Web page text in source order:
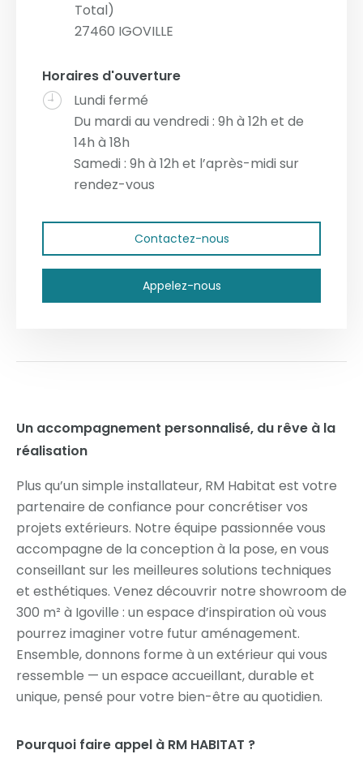
Total)
27460 IGOVILLE
Horaires d'ouverture
Lundi fermé
Du mardi au vendredi : 9h à 12h et de
14h à 18h
Samedi : 9h à 12h et l’après-midi sur
rendez-vous
Contactez-nous
Appelez-nous
Un accompagnement personnalisé, du rêve à la
réalisation
Plus qu’un simple installateur, RM Habitat est votre
partenaire de confiance pour concrétiser vos
projets extérieurs. Notre équipe passionnée vous
accompagne de la conception à la pose, en vous
conseillant sur les meilleures solutions techniques
et esthétiques. Venez découvrir notre showroom de
300 m² à Igoville : un espace d’inspiration où vous
pourrez imaginer votre futur aménagement.
Ensemble, donnons forme à un extérieur qui vous
ressemble — un espace accueillant, durable et
unique, pensé pour votre bien-être au quotidien.
Pourquoi faire appel à RM HABITAT ?